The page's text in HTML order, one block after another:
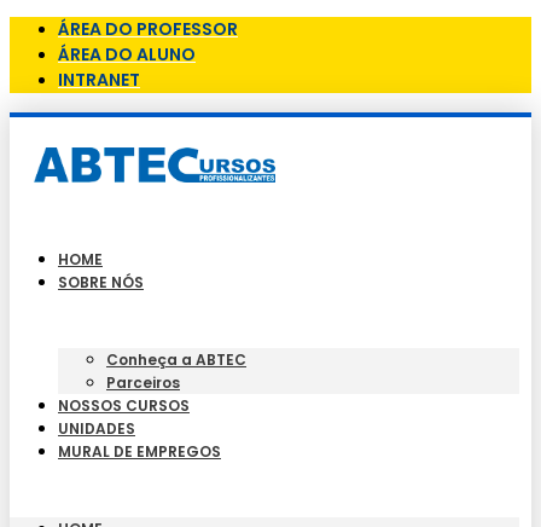
ÁREA DO PROFESSOR
ÁREA DO ALUNO
INTRANET
HOME
SOBRE NÓS
Conheça a ABTEC
Parceiros
NOSSOS CURSOS
UNIDADES
MURAL DE EMPREGOS